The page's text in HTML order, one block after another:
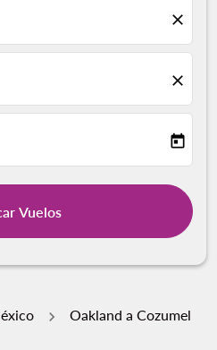
close
close
aria-label today
Vuelos
Oakland a Cozumel